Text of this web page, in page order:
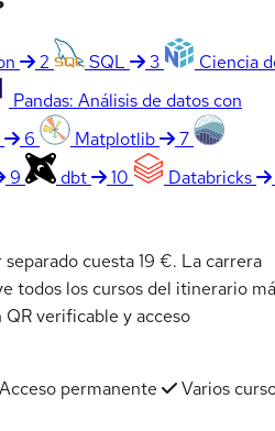
2 SQL 3
Ciencia
Pandas: Análisis de datos con
6 Matplotlib
7
9 dbt 10
Databricks
cuesta 19 €. La carrera
todos los cursos del itinerario
verificable y acceso
Acceso permanente
Varios